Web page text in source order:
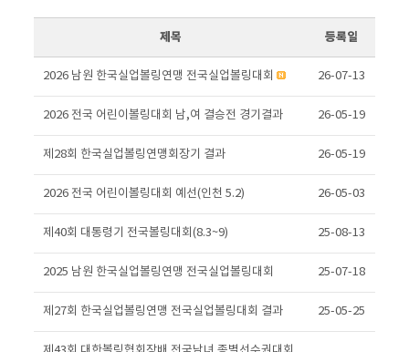
제목 등록일
2026 남원 한국실업볼링연맹 전국실업볼링대회 26-07-13
2026 전국 어린이볼링대회 남,여 결승전 경기결과 26-05-19
제28회 한국실업볼링연맹회장기 결과 26-05-19
2026 전국 어린이볼링대회 예선(인천 5.2) 26-05-03
제40회 대통령기 전국볼링대회(8.3~9) 25-08-13
2025 남원 한국실업볼링연맹 전국실업볼링대회 25-07-18
제27회 한국실업볼링연맹 전국실업볼링대회 결과 25-05-25